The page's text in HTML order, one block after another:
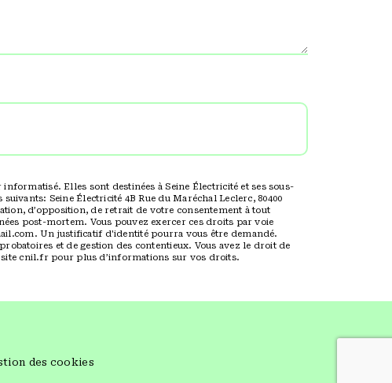
Elles sont destinées à Seine Électricité et ses sous-
Seine Électricité 4B Rue du Maréchal Leclerc, 80400
d’opposition, de retrait de votre consentement à tout
post-mortem. Vous pouvez exercer ces droits par voie
Un justificatif d'identité pourra vous être demandé.
et de gestion des contentieux. Vous avez le droit de
site cnil.fr pour plus d’informations sur vos droits.
des cookies